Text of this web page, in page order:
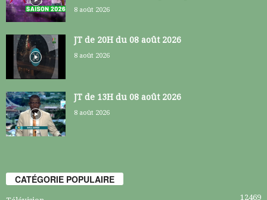
8 août 2026
JT de 20H du 08 août 2026
8 août 2026
JT de 13H du 08 août 2026
8 août 2026
CATÉGORIE POPULAIRE
12469